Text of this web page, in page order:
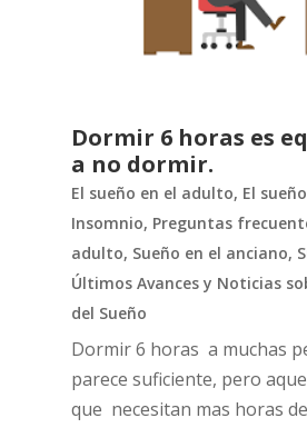
Dormir 6 horas es
a no dormir.
El sueño en el adulto, El
Insomnio, Preguntas
adulto, Sueño en el anciano,
Últimos Avances y Noticias
del Sueño
Dormir 6 horas a muchas
parece suficiente, pero
que necesitan mas horas